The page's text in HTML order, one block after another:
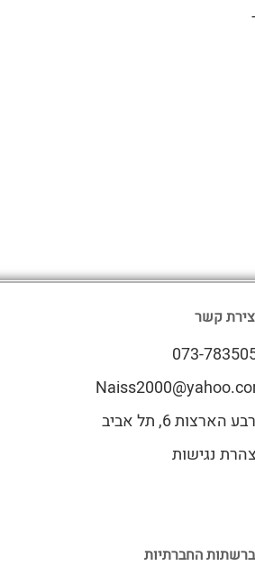
קשר
073-
הארצות 6, תל אביב
נגישות
החברתיות